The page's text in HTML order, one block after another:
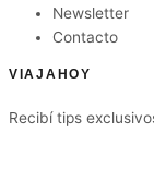
Newsletter
Contacto
VIAJAHOY
Recibí tips